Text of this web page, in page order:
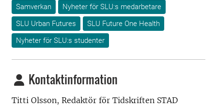
Samverkan
Nyheter för SLU:s medarbetare
SLU Urban Futures
SLU Future One Health
Nyheter för SLU:s studenter
Kontaktinformation
Titti Olsson, Redaktör för Tidskriften STAD